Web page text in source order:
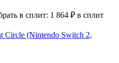
в сплит: 1 864 ₽ в сплит
Circle (Nintendo Switch 2,